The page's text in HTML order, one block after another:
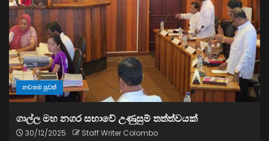
නවතම පුවත්
ගාල්ල මහ නගර සභාවේ උණුසුම් තත්ත්වයක්
30/12/2025 Staff Writer Colombo